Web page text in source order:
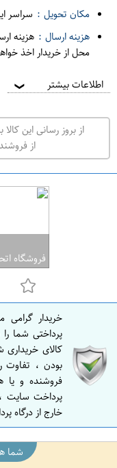
مکان تحویل : سراسر
هزینه ارسال : هزینه
محل از خریدار اخذ
اطلاعات بیشتر ❯
از بروز رسانی این
از
فروشگاه
خریدار گرامی
پرداختی شما
کالای
بودن ، تفاوت
فروشنده و یا
پرداخت سایت
خارج از درگاه
شما